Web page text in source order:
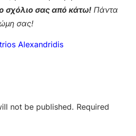
σχόλιο σας από κάτω! Πάντα
σας!
Alexandridis
not be published. Required